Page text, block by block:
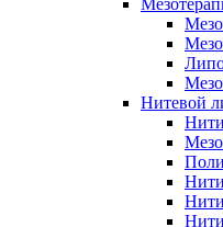
Нитевой
Нити